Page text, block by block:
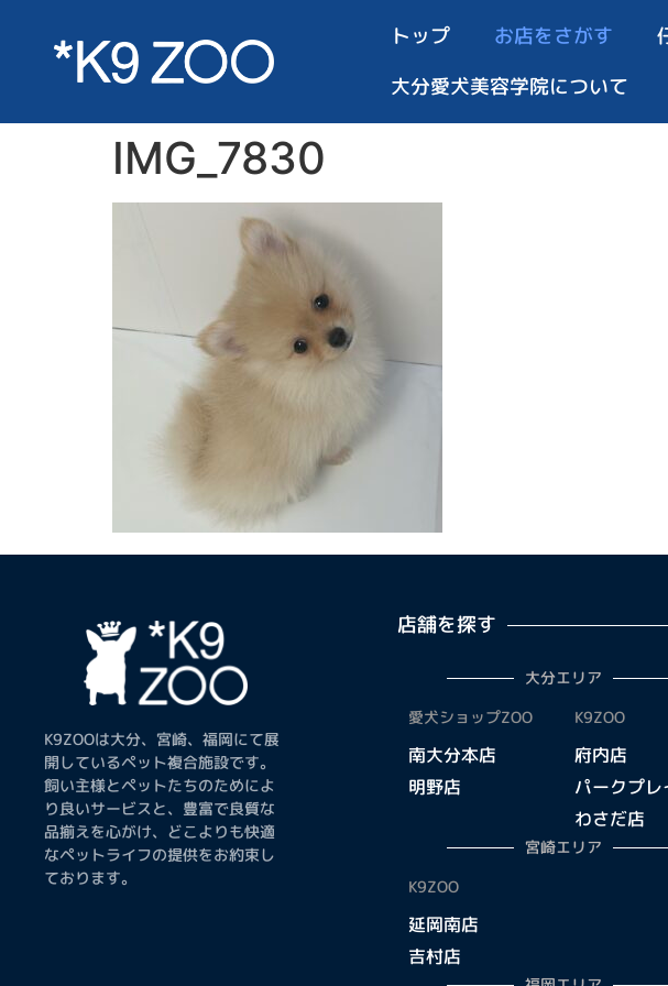
トップ お店をさがす
大分愛犬美容学院について
IMG_7830
K9ZOOは大分、宮崎、福岡にて展
開しているペット複合施設です。
飼い主様とペットたちのためによ
り良いサービスと、豊富で良質な
品揃えを心がけ、どこよりも快適
なペットライフの提供をお約束し
ております。
店舗を探す
大分エリア
愛犬ショップZOO
南大分本店
明野店
K9ZOO
府内店
パークプレ
わさだ店
宮崎エリア
K9ZOO
延岡南店
吉村店